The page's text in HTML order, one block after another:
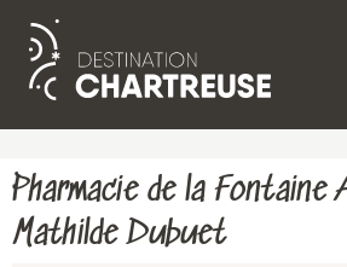
Aller
principal
Pharmacie de la Fontaine
Mathilde Dubuet